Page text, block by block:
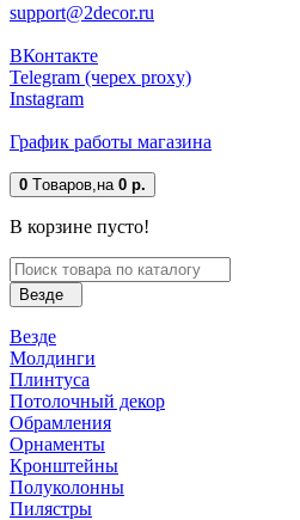
support@2decor.ru
ВКонтакте
Telegram (черех proxy)
Instagram
График работы магазина
0 Tоваров, на 0 р.
В корзине пусто!
Везде
Везде
Молдинги
Плинтуса
Потолочный декор
Обрамления
Орнаменты
Кронштейны
Полуколонны
Пилястры